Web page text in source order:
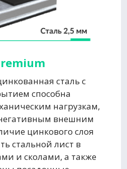
сталь с
способна
нагрузкам,
внешним
цинкового слоя
стальной лист в
и сколами, а также